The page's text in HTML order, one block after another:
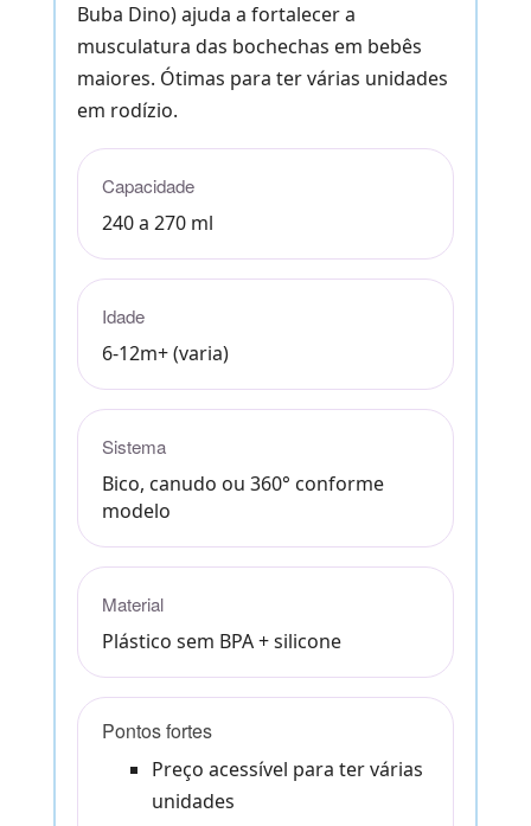
Buba Dino) ajuda a fortalecer a
musculatura das bochechas em bebês
maiores. Ótimas para ter várias unidades
em rodízio.
Capacidade
240 a 270 ml
Idade
6-12m+ (varia)
Sistema
Bico, canudo ou 360° conforme
modelo
Material
Plástico sem BPA + silicone
Pontos fortes
Preço acessível para ter várias
unidades